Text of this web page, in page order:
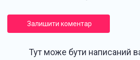
Залишити коментар
Тут може бути написаний